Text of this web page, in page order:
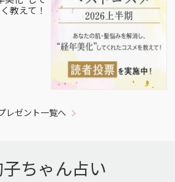
教えて！
レゼント一覧へ
ちゃん占い